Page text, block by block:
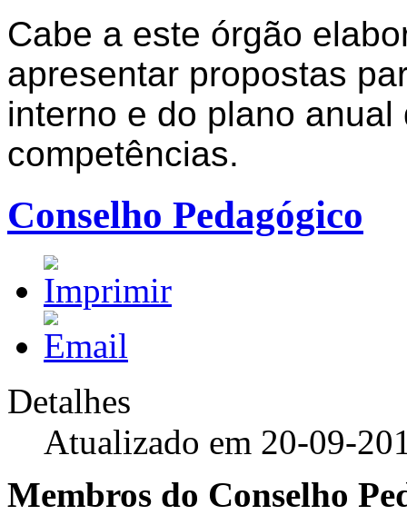
Cabe a este órgão
apresentar propostas
interno e do plano
competências.
Conselho Pedagógico
Detalhes
Atualizado em 20-09-
Membros do Conselho